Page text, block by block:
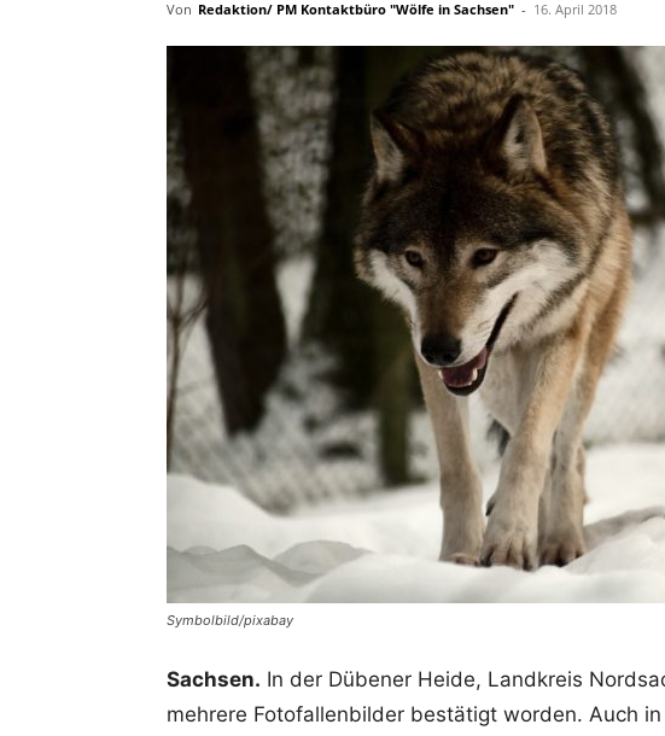
Von Redaktion/ PM Kontaktbüro "Wölfe in Sachsen" - 16. April 2018
Symbolbild/pixabay
Sachsen. In der Dübener Heide, Landkreis
mehrere Fotofallenbilder bestätigt worden. Auch